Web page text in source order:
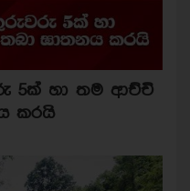
5ක් හා තම ආච්චි
කරයි